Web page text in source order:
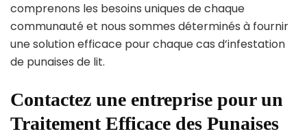
comprenons les besoins uniques de chaque
communauté et nous sommes déterminés à fournir
une solution efficace pour chaque cas d’infestation
de punaises de lit.
Contactez une entreprise pour un
Traitement Efficace des Punaises